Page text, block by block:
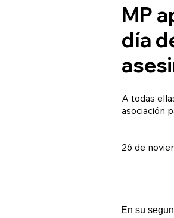
MP
día
A todas
asociación
26 de
En su